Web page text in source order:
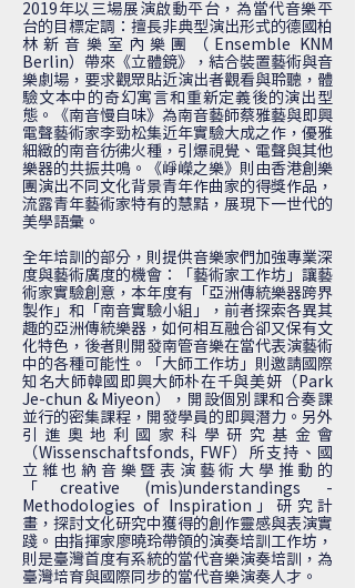
2019年以三場展演啟動平台，為當代音樂平
台的目標定調：擅長非典型演出形式的德國柏
林新音樂室內樂團（Ensemble KNM
Berlin）帶來《立體鏡》，結合裝置藝術與音
樂劇場，要求觀眾貼近演出者觀看與聆聽，體
驗文本中的奇幻寓言和重新定義後的演出型
態。《南音慢自味》為南音藝師蔡雅藝與即興
電聲藝術家李勁松集近年實驗大成之作，優雅
細緻的南音彷彿火種，引爆視覺、電聲與其他
樂器的共振共鳴。《崢嶸之樂》則由香港創樂
團演出不同文化背景青年作曲家的得獎作品，
流露青年藝術家特有的慧黠，展現下一世代的
美學語彙。
全年培訓的部分，則提供音樂家們加強專業深
度與藝術廣度的機會：「藝術家工作坊」讓藝
術家實驗創意，本年度有「亞洲傳統樂器跨界
製作」和「南音實驗小組」，前者探索各異其
趣的亞洲傳統樂器，如何相互融合卻又保有文
化特色，後者則開發南管音樂在當代表演藝術
中的各種可能性。「大師工作坊」則邀請國際
知名大師韓國即興大師朴在千與美妍（Park
Je-chun & Miyeon），開設個別課和合奏課
並行的密集課程，開發學員的即興潛力。另外
引進奧地利國家科學研究基金會
（Wissenschaftsfonds, FWF）所支持、國
立維也納音樂暨表演藝術大學推動的
「creative (mis)understandings -
Methodologies of Inspiration」研究計
畫，探討文化研究中獲得的創作靈感與表演實
踐。由指揮家廖曉玲帶領的演奏培訓工作坊，
則是臺灣首度有系統的當代音樂演奏培訓，為
臺灣培育與國際同步的當代音樂演奏人才。